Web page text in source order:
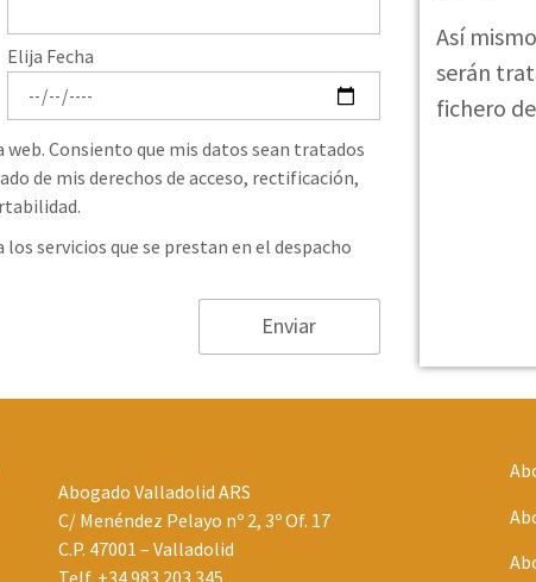
Elija Fecha
Consiento que mis datos sean tratados
de mis derechos de acceso, rectificación,
servicios que se prestan en el despacho
Enviar
Así
serán
fichero
Abogado Valladolid ARS
C/ Menéndez Pelayo nº 2, 3º Of. 17
C.P. 47001 – Valladolid